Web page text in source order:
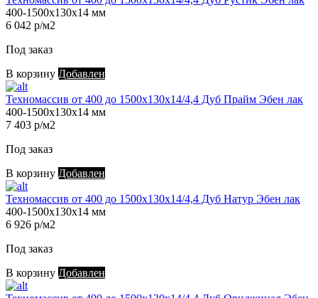
400-1500х130х14 мм
6 042 р/м2
Под заказ
В корзину Добавлен
Техномассив от 400 до 1500х130х14/4,4 Дуб Прайм Эбен лак
400-1500х130х14 мм
7 403 р/м2
Под заказ
В корзину Добавлен
Техномассив от 400 до 1500х130х14/4,4 Дуб Натур Эбен лак
400-1500х130х14 мм
6 926 р/м2
Под заказ
В корзину Добавлен